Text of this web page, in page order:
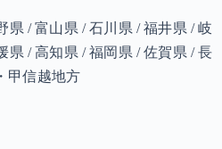
県 / 富山県 / 石川県 / 福井県 / 岐
県 / 高知県 / 福岡県 / 佐賀県 / 長
甲信越地方